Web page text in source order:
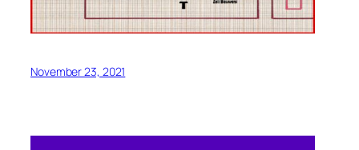
November 23, 2021